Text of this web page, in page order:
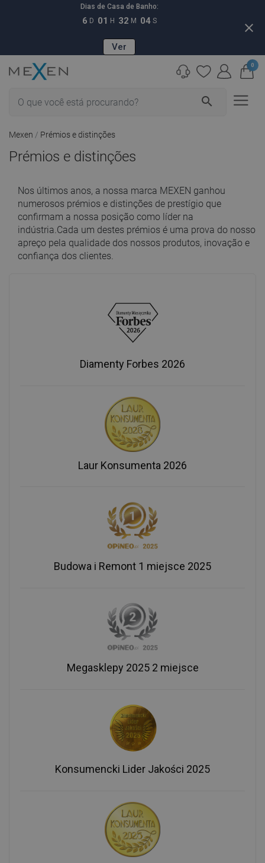
Dias de Casa de Banho:
6 D 01 H 32 M 04 S
Ver
close
search
0
Mexen Prémios e distinções
Prémios e distinções
Nos últimos anos, a nossa marca MEXEN ganhou
numerosos prémios e distinções de prestígio que
confirmam a nossa posição como líder na
indústria.Cada um destes prémios é uma prova do nosso
apreço pela qualidade dos nossos produtos, inovação e
confiança dos clientes.
Diamenty Forbes 2026
Laur Konsumenta 2026
Budowa i Remont 1 miejsce 2025
Megasklepy 2025 2 miejsce
Konsumencki Lider Jakości 2025